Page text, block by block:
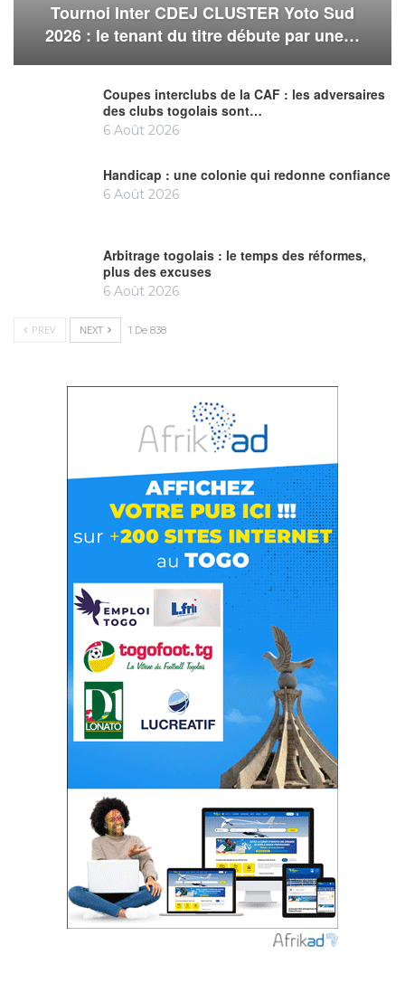
Tournoi Inter CDEJ CLUSTER Yoto Sud
2026 : le tenant du titre débute par une…
Coupes interclubs de la CAF : les adversaires
des clubs togolais sont…
6 Août 2026
Handicap : une colonie qui redonne confiance
6 Août 2026
Arbitrage togolais : le temps des réformes,
plus des excuses
6 Août 2026
PREV NEXT 1 De 838